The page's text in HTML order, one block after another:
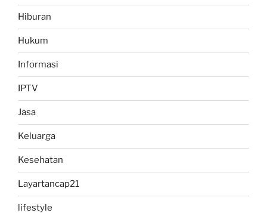
Hiburan
Hukum
Informasi
IPTV
Jasa
Keluarga
Kesehatan
Layartancap21
lifestyle